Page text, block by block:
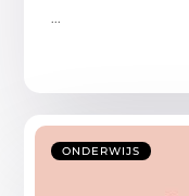
...
ONDERWIJS